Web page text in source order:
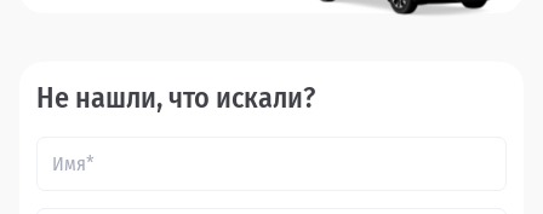
Не нашли, что искали?